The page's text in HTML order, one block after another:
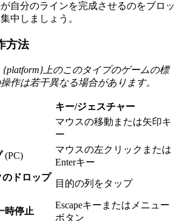
自分のラインを完成させるのをブロッ
中しましょう。
方法
{platform}上のこのタイプのゲームの標
作は若干異なる場合があります。
キー/ジェスチャー
マウスの移動または矢印キ
ー
(PC)
マウスの左クリックまたは
Enterキー
ドロップ
目的の列をタップ
時停止
Escapeキーまたはメニュー
ボタン